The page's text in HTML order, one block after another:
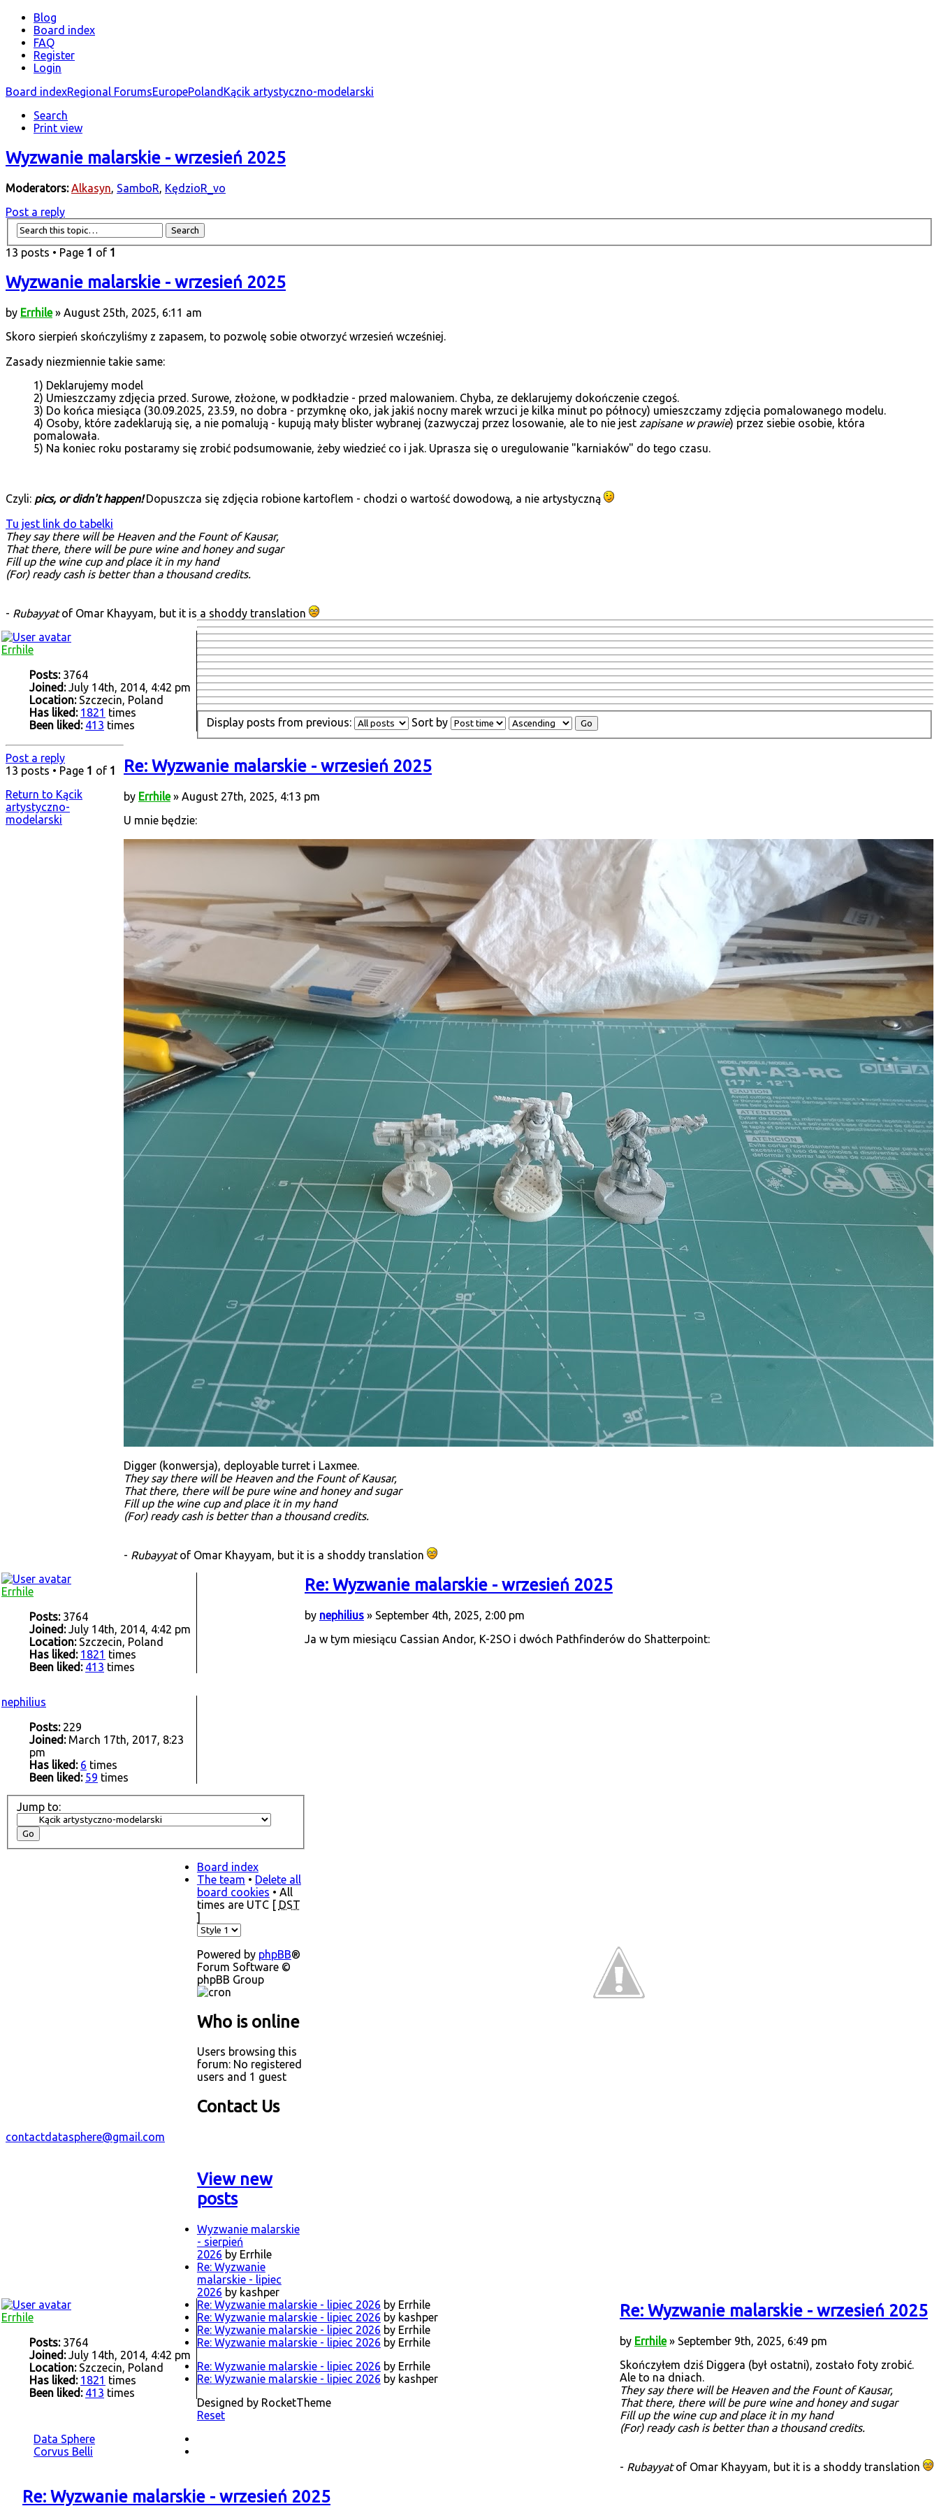
Blog
Board index
FAQ
Register
Login
Board indexRegional ForumsEuropePoland Kącik artystyczno-modelarski
Search
Print view
Wyzwanie malarskie - wrzesień 2025
Moderators: Alkasyn, SamboR, KędzioR_vo
Post a reply
13 posts • Page 1 of 1
Wyzwanie malarskie - wrzesień 2025
by Errhile» August 25th, 2025, 6:11 am
Skoro sierpień skończyliśmy z zapasem, to pozwolę sobie otworzyć wrzesień wcześniej.
Zasady niezmiennie takie same:
1) Deklarujemy model
2) Umieszczamy zdjęcia przed. Surowe, złożone, w podkładzie - przed malowaniem. Chyba, ze deklarujemy dokończenie czegoś.
3) Do końca miesiąca (30.09.2025, 23.59, no dobra - przymknę oko, jak jakiś nocny marek wrzuci je kilka minut po północy) umieszczamy zdjęcia pomalowanego modelu.
4) Osoby, które zadeklarują się, a nie pomalują - kupują mały blister wybranej (zazwyczaj przez losowanie, ale to nie jest zapisane w prawie) przez siebie osobie, która
pomalowała.
5) Na koniec roku postaramy się zrobić podsumowanie, żeby wiedzieć co i jak. Uprasza się o uregulowanie "karniaków" do tego czasu.
Czyli: pics, or didn't happen!Dopuszcza się zdjęcia robione kartoflem - chodzi o wartość dowodową, a nie artystyczną
Tu jest link do tabelki
They say there will be Heaven and the Fount of Kausar,
That there, there will be pure wine and honey and sugar
Fill up the wine cup and place it in my hand
(For) ready cash is better than a thousand credits.
- Rubayyatof Omar Khayyam, but it is a shoddy translation
Errhile
Posts:3764
Joined:July 14th, 2014, 4:42 pm
Location:Szczecin, Poland
Has liked: 1821 times
Been liked: 413 times
Re: Wyzwanie malarskie - wrzesień 2025
by Errhile» August 27th, 2025, 4:13 pm
U mnie będzie:
Digger (konwersja), deployable turret i Laxmee.
They say there will be Heaven and the Fount of Kausar,
That there, there will be pure wine and honey and sugar
Fill up the wine cup and place it in my hand
(For) ready cash is better than a thousand credits.
- Rubayyatof Omar Khayyam, but it is a shoddy translation
Errhile
Posts:3764
Joined:July 14th, 2014, 4:42 pm
Location:Szczecin, Poland
Has liked: 1821 times
Been liked: 413 times
Re: Wyzwanie malarskie - wrzesień 2025
by nephilius » September 4th, 2025, 2:00 pm
Ja w tym miesiącu Cassian Andor, K-2SO i dwóch Pathfinderów do Shatterpoint:
nephilius
Posts:229
Joined:March 17th, 2017, 8:23
pm
Has liked: 6 times
Been liked: 59 times
Re: Wyzwanie malarskie - wrzesień 2025
by Errhile» September 9th, 2025, 6:49 pm
Skończyłem dziś Diggera (był ostatni), zostało foty zrobić.
Ale to na dniach.
They say there will be Heaven and the Fount of Kausar,
That there, there will be pure wine and honey and sugar
Fill up the wine cup and place it in my hand
(For) ready cash is better than a thousand credits.
- Rubayyatof Omar Khayyam, but it is a shoddy translation
Errhile
Posts:3764
Joined:July 14th, 2014, 4:42 pm
Location:Szczecin, Poland
Has liked: 1821 times
Been liked: 413 times
Re: Wyzwanie malarskie - wrzesień 2025
Display posts from previous: Sort by
Post a reply
13 posts • Page 1 of 1
Return to Kącik
artystyczno-
modelarski
Jump to:
Board index
The team • Delete all
board cookies • All
times are UTC [ DST
]
Powered by phpBB®
Forum Software ©
phpBB Group
Who is online
Users browsing this
forum: No registered
users and 1 guest
Contact Us
contactdatasphere@gmail.com
View new
posts
Wyzwanie malarskie
- sierpień
2026 by Errhile
Re: Wyzwanie
malarskie - lipiec
2026 by kashper
Re: Wyzwanie malarskie - lipiec 2026 by Errhile
Re: Wyzwanie malarskie - lipiec 2026 by kashper
Re: Wyzwanie malarskie - lipiec 2026 by Errhile
Re: Wyzwanie malarskie - lipiec 2026 by Errhile
Re: Wyzwanie malarskie - lipiec 2026 by Errhile
Re: Wyzwanie malarskie - lipiec 2026 by kashper
Designed by RocketTheme
Reset
Data Sphere
Corvus Belli